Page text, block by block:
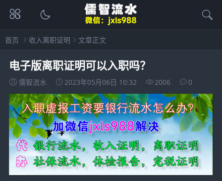
首页 收入离职证明 文章正文
电子版离职证明可以入职吗？
儒智流水 2023年05月06日 10:32 2006 0